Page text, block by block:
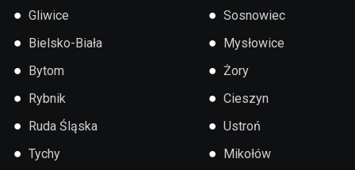
● Gliwice
● Bielsko-Biała
● Bytom
● Rybnik
● Ruda Śląska
● Tychy
● Sosnowiec
● Mysłowice
● Żory
● Cieszyn
● Ustroń
● Mikołów